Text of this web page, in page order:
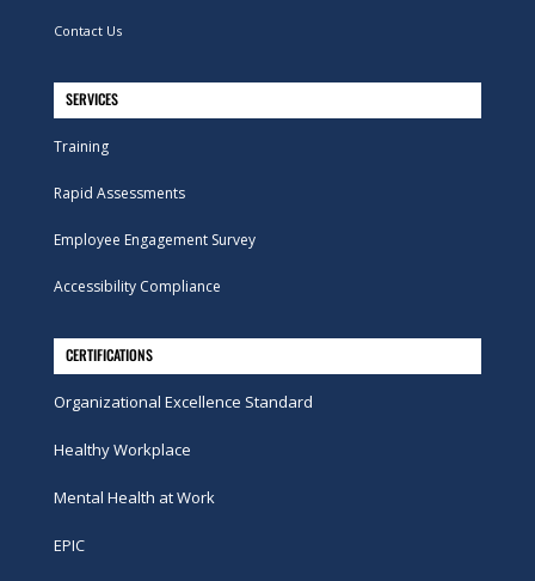
Contact Us
SERVICES
Training
Rapid Assessments
Employee Engagement Survey
Accessibility Compliance
CERTIFICATIONS
Organizational Excellence Standard
Healthy Workplace
Mental Health at Work
EPIC